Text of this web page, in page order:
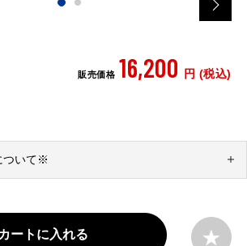
販売価格 16,200 円 (税込)
ついて※
カートに入れる